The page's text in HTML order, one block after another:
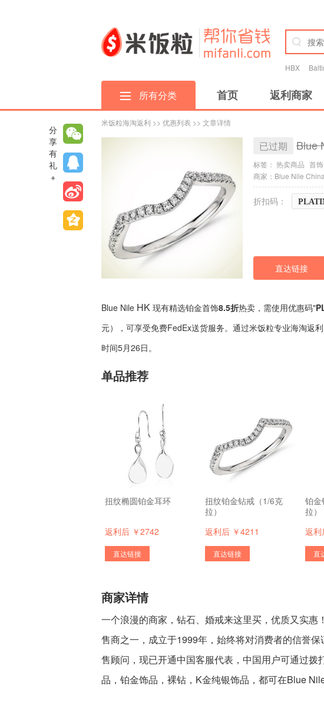
HBX
所有分类 首页 返利商家
米饭粒海淘返利 >> 优惠列表 >> 文章详情
已过期 Blue
标签： 热卖商品 首饰
商家：Blue Nile
折扣码：
直达链接
Blue Nile HK 现有精选铂金首饰8.5折热卖，需使用优惠码"
元），可享受免费FedEx送货服务。通过米饭粒专业海淘返
时间5月26日。
单品推荐
扭纹椭圆铂金耳环
返利后 ￥2742
直达链接
扭纹铂金钻戒（1/6克
拉）
返利后 ￥4211
直达链接
铂金
拉）
返利
直
商家详情
一个浪漫的商家，钻石、婚戒来这里买，优质又实
售商之一，成立于1999年，始终将对消费者的信誉
售顾问，现已开通中国客服代表，中国用户可通过
品，铂金饰品，裸钻，K金纯银饰品，都可在Blue Nile
分
享
有
礼
+